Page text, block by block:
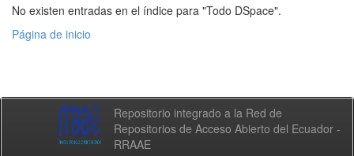
No existen entradas en el índice para "Todo DSpace".
Página de inicio
Repositorio integrado a la Red de
Repositorios de Acceso Abierto del Ecuador -
RRAAE